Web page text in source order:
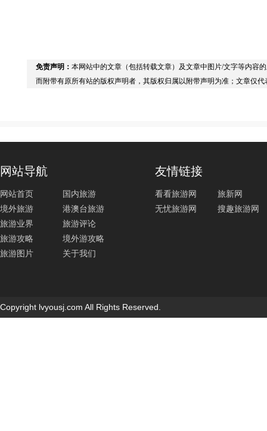
免责声明： 本网站中的文章（包括转载文章）及文章中图片/文字等内容
而附带有原所有站的版权声明者，其版权归属以附带声明为准；文章仅
网站导航
网站首页
国内旅游
境外旅游
港澳台旅游
旅游业界
旅游评论
旅游攻略
境外游攻略
旅游图片
关于我们
友情链接
看看旅游网
旅新网
无忧旅游网
搜趣旅游网
Copyright lvyousj.com All Rights Reserved.